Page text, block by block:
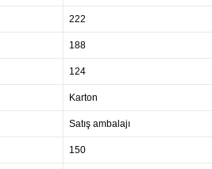
222
188
124
Karton
Satış ambalajı
150